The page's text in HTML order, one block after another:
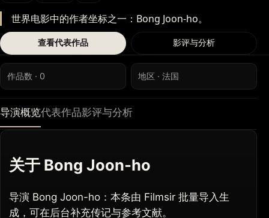
世界电影中的作者坐标之一：Bong Joon-ho。
查看代表作品 影评与分析
作品数 · 0 地区 · 法国
导演概览代表作品影评与分析
关于 Bong Joon-ho
导演 Bong Joon-ho：本条由 Filmsir 批量导入生
成，可在后台补充传记与参考文献。